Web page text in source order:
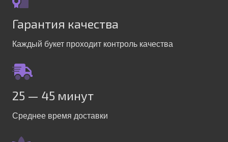
Гарантия качества
Каждый букет проходит контроль качества
25 — 45 минут
Среднее время доставки